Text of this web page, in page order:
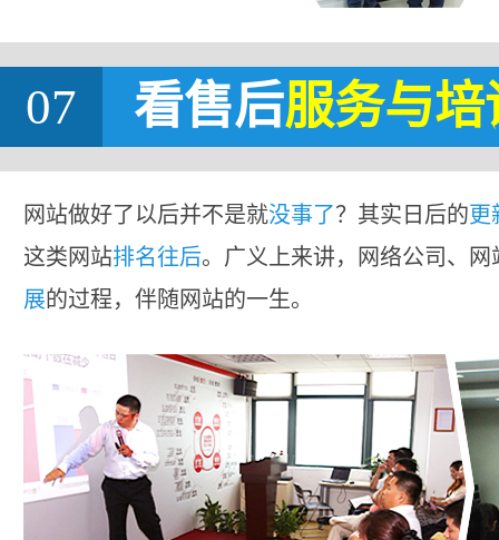
07 看售后服务与培
网站做好了以后并不是就没事了？其实日后的更
这类网站排名往后。广义上来讲，网络公司、
展的过程，伴随网站的一生。